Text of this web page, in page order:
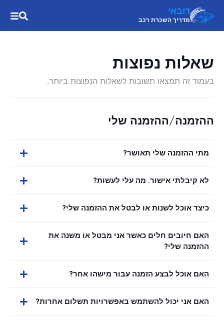
דובאי
מדריך השכרת רכב
שאלות נפוצות
בעמוד זה תמצאו תשובות לשאלות הנפוצות ביותר.
ההזמנה/ההזמנה שלי
מתי ההזמנה שלי תאושר?
לא קיבלתי אישור. מה עלי לעשות?
כיצד אוכל לשנות או לבטל את ההזמנה שלי?
האם חיובים חלים כאשר אני מבטל או משנה את
ההזמנה שלי?
האם אוכל לבצע הזמנה עבור מישהו אחר?
האם אני יכול להשתמש באפשרויות תשלום אחרות?